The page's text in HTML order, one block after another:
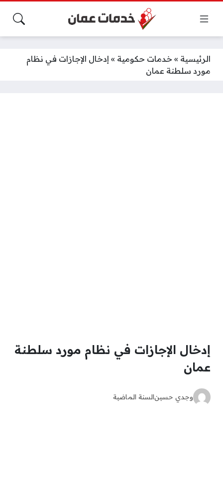
الرئيسية » خدمات حكومية » إدخال الإجازات في نظام
مورد سلطنة عمان
إدخال الإجازات في نظام مورد سلطنة
عمان
وجدي حسينالسنة الماضية